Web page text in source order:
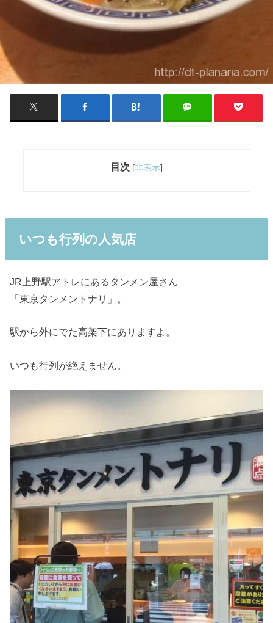
目次 [非表示]
いつも行列の人気店
JR上野駅アトレにあるタンメン屋さん
「東京タンメントナリ」。
駅から外にでた高架下にありますよ。
いつも行列が絶えません。